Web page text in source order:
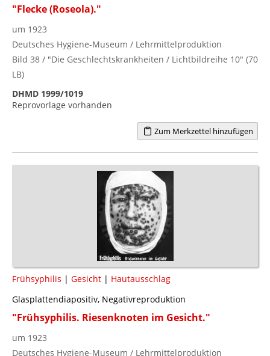
"Flecke (Roseola)."
um 1923
Deutsches Hygiene-Museum / Lehrmittelproduktion
Bild 38 / "Die Geschlechtskrankheiten / Lichtbildreihe 10" (70
LB)
DHMD 1999/1019
Reprovorlage vorhanden
Zum Merkzettel hinzufügen
Frühsyphilis | Gesicht | Hautausschlag
Glasplattendiapositiv, Negativreproduktion
"Frühsyphilis. Riesenknoten im Gesicht."
um 1923
Deutsches Hygiene-Museum / Lehrmittelproduktion